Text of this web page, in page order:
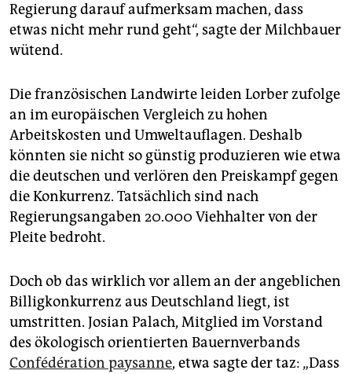
Regierung darauf aufmerksam machen, dass
etwas nicht mehr rund geht“, sagte der Milchbauer
wütend.
Die französischen Landwirte leiden Lorber zufolge
an im europäischen Vergleich zu hohen
Arbeitskosten und Umweltauflagen. Deshalb
könnten sie nicht so günstig produzieren wie etwa
die deutschen und verlören den Preiskampf gegen
die Konkurrenz. Tatsächlich sind nach
Regierungsangaben 20.000 Viehhalter von der
Pleite bedroht.
Doch ob das wirklich vor allem an der angeblichen
Billigkonkurrenz aus Deutschland liegt, ist
umstritten. Josian Palach, Mitglied im Vorstand
des ökologisch orientierten Bauernverbands
Confédération paysanne, etwa sagte der taz: „Dass